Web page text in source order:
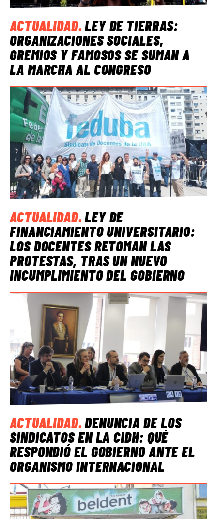
ACTUALIDAD.LEY DE TIERRAS:
ORGANIZACIONES SOCIALES,
GREMIOS Y FAMOSOS SE SUMAN A
LA MARCHA AL CONGRESO
ACTUALIDAD.LEY DE
FINANCIAMIENTO UNIVERSITARIO:
LOS DOCENTES RETOMAN LAS
PROTESTAS, TRAS UN NUEVO
INCUMPLIMIENTO DEL GOBIERNO
ACTUALIDAD.DENUNCIA DE LOS
SINDICATOS EN LA CIDH: QUÉ
RESPONDIÓ EL GOBIERNO ANTE EL
ORGANISMO INTERNACIONAL